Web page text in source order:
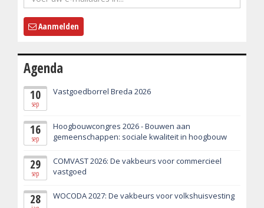
Aanmelden
Agenda
10
sep
Vastgoedborrel Breda 2026
16
sep
Hoogbouwcongres 2026 - Bouwen aan
gemeenschappen: sociale kwaliteit in hoogbouw
29
sep
COMVAST 2026: De vakbeurs voor commercieel
vastgoed
28 WOCODA 2027: De vakbeurs voor volkshuisvesting